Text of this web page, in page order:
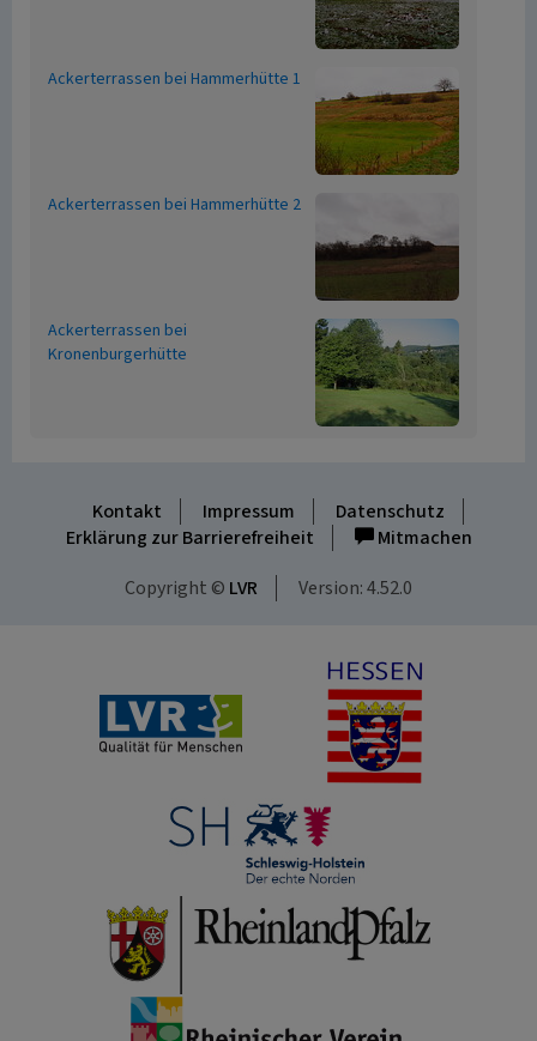
Ackerterrassen bei Hammerhütte 1
Ackerterrassen bei Hammerhütte 2
Ackerterrassen bei
Kronenburgerhütte
Kontakt Impressum
Datenschutz
Erklärung zur Barrierefreiheit
Mitmachen
Copyright © LVR Version: 4.52.0